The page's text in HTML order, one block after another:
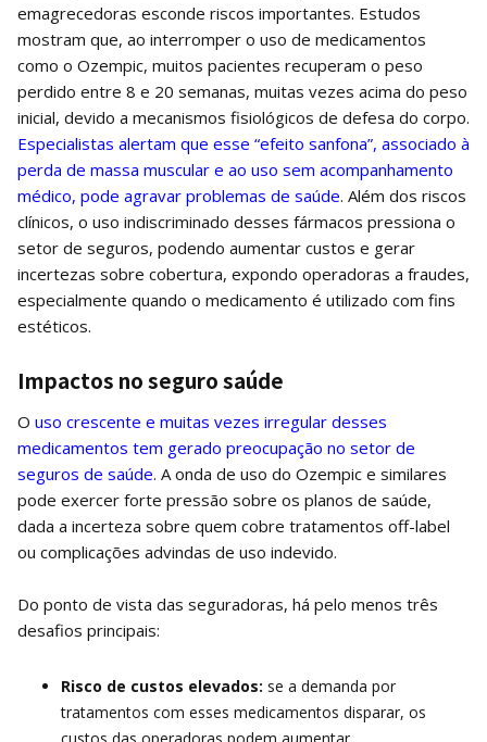
emagrecedoras esconde riscos importantes. Estudos
mostram que, ao interromper o uso de medicamentos
como o Ozempic, muitos pacientes recuperam o peso
perdido entre 8 e 20 semanas, muitas vezes acima do peso
inicial, devido a mecanismos fisiológicos de defesa do corpo.
Especialistas alertam que esse “efeito sanfona”, associado à
perda de massa muscular e ao uso sem acompanhamento
médico, pode agravar problemas de saúde. Além dos riscos
clínicos, o uso indiscriminado desses fármacos pressiona o
setor de seguros, podendo aumentar custos e gerar
incertezas sobre cobertura, expondo operadoras a fraudes,
especialmente quando o medicamento é utilizado com fins
estéticos.
Impactos no seguro saúde
O uso crescente e muitas vezes irregular desses
medicamentos tem gerado preocupação no setor de
seguros de saúde. A onda de uso do Ozempic e similares
pode exercer forte pressão sobre os planos de saúde,
dada a incerteza sobre quem cobre tratamentos off-label
ou complicações advindas de uso indevido.
Do ponto de vista das seguradoras, há pelo menos três
desafios principais:
Risco de custos elevados: se a demanda por
tratamentos com esses medicamentos disparar, os